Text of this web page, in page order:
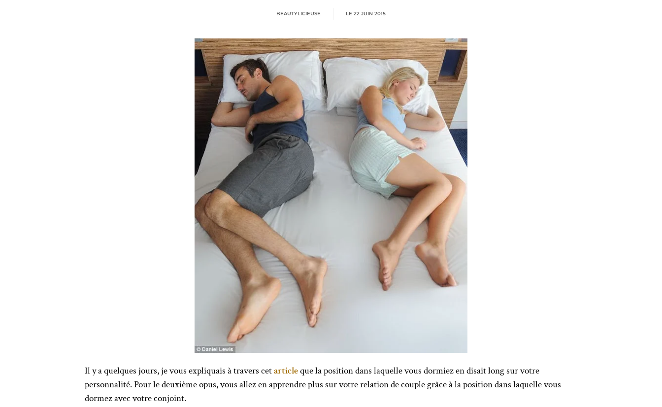
BEAUTYLICIEUSE LE 22 JUIN 2015
Il y a quelques jours, je vous expliquais à travers cetarticleque la position dans laquelle vous dormiez en disait long sur votre
personnalité. Pour le deuxième opus, vous allez en apprendre plus sur votre relation de couple grâce à la position dans laquelle vous
dormez avec votre conjoint.